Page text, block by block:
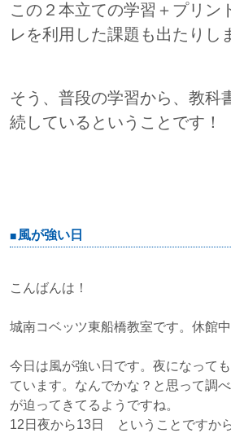
この２本立ての学習＋プリン
レを利用した課題も出たりし
そう、普段の学習から、教科
続しているということです！
風が強い日
こんばんは！
城南コベッツ東船橋教室です。休館中
今日は風が強い日です。夜になって
ています。なんでかな？と思って調
が迫ってきてるようですね。
12日夜から13日 ということですか